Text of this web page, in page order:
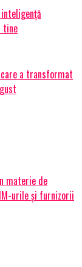
tine
care a transformat
materie de
urile și furnizorii